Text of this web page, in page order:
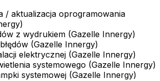
/ aktualizacja oprogramowania
z wydrukiem (Gazelle Innergy)
(Gazelle Innergy)
elektrycznej (Gazelle Innergy)
systemowego (Gazelle Innergy)
systemowej (Gazelle Innergy)